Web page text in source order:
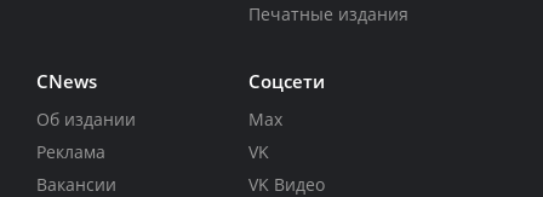
Печатные издания
CNews
Об издании
Реклама
Вакансии
Соцсети
Max
VK
VK Видео